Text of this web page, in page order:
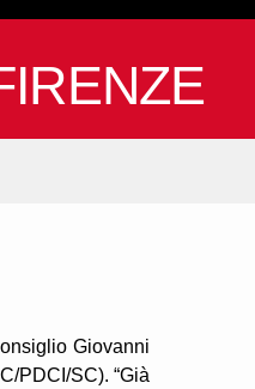
Giovanni
PDCI/SC). “Già